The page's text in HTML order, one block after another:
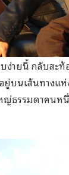
ง่ายนี้ กลับสะ
ยู่บนเส้นทางแ
ธรรมดาคนห